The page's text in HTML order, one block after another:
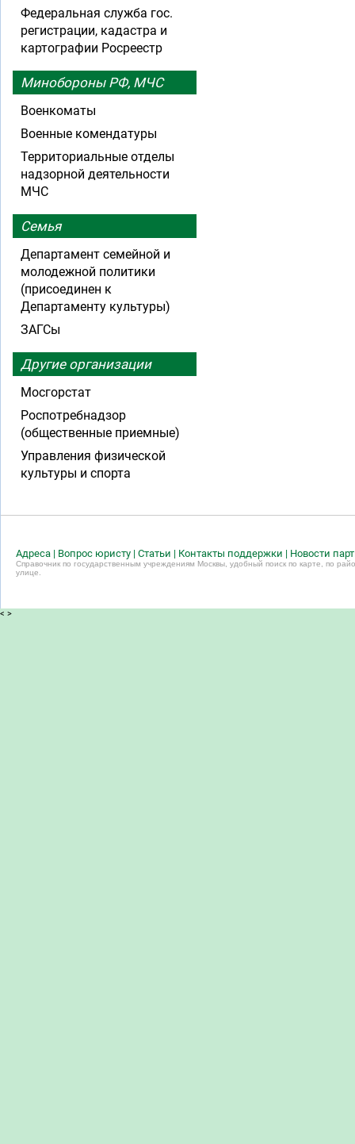
Федеральная служба гос.
регистрации, кадастра и
картографии Росреестр
Минобороны РФ, МЧС
Военкоматы
Военные комендатуры
Территориальные отделы
надзорной деятельности
МЧС
Семья
Департамент семейной и
молодежной политики
(присоединен к
Департаменту культуры)
ЗАГСы
Другие организации
Мосгорстат
Роспотребнадзор
(общественные приемные)
Управления физической
культуры и спорта
Адреса | Вопрос юристу | Статьи | Контакты поддержки | Новости
Справочник по государственным учреждениям Москвы, удобный поиск по карте, по
улице.
< >